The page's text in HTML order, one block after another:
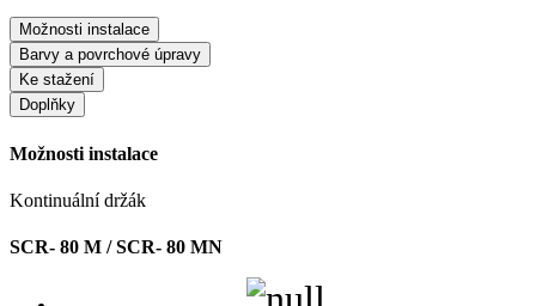
Možnosti instalace
Barvy a povrchové úpravy
Ke stažení
Doplňky
Možnosti instalace
Kontinuální držák
SCR- 80 M / SCR- 80 MN